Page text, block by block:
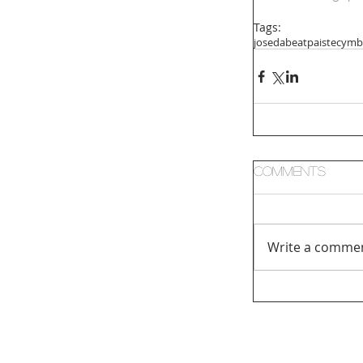
Tags:
josedabeat
Comments
Write a